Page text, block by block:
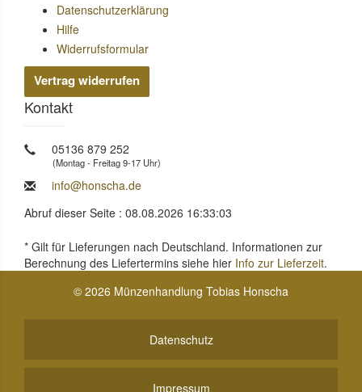
Datenschutzerklärung
Hilfe
Widerrufsformular
Vertrag widerrufen
Kontakt
05136 879 252
(Montag - Freitag 9-17 Uhr)
info@honscha.de
Abruf dieser Seite : 08.08.2026 16:33:03
* Gilt für Lieferungen nach Deutschland. Informationen zur
Berechnung des Liefertermins siehe hier Info zur Lieferzeit.
© 2026 Münzenhandlung Tobias Honscha
Datenschutz
Impressum